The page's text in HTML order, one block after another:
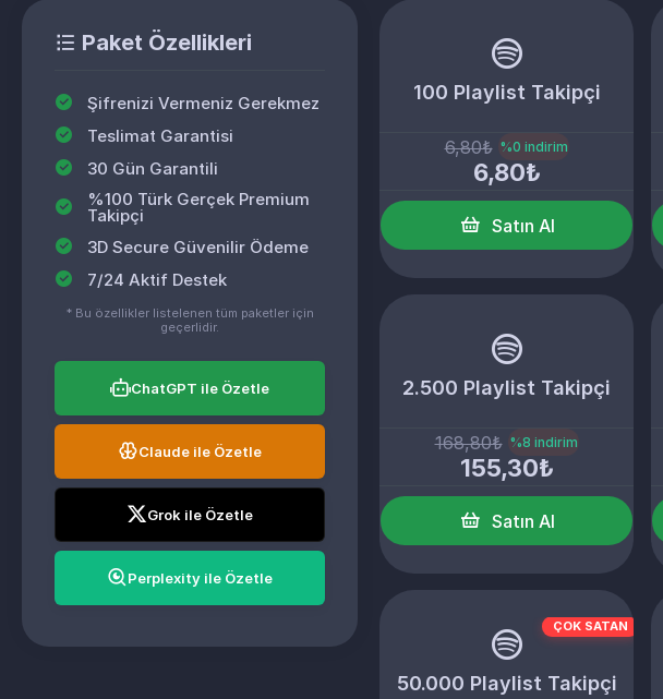
Paket Özellikleri
Şifrenizi Vermeniz Gerekmez
Teslimat Garantisi
30 Gün Garantili
%100 Türk Gerçek Premium
Takipçi
3D Secure Güvenilir Ödeme
7/24 Aktif Destek
* Bu özellikler listelenen tüm paketler için
geçerlidir.
ChatGPT ile Özetle
Claude ile Özetle
Grok ile Özetle
Perplexity ile Özetle
100 Playlist Takipçi
6,80₺ %0 indirim
6,80₺
Satın Al
2.500 Playlist Takipçi
168,80₺ %8 indirim
155,30₺
Satın Al
ÇOK SATAN
50.000 Playlist Takipçi